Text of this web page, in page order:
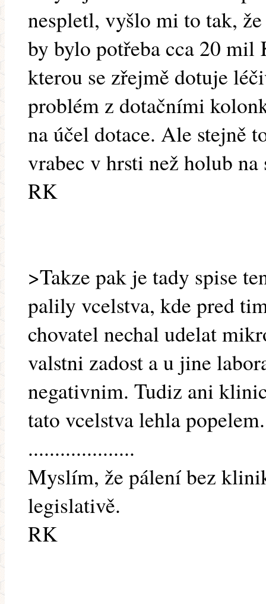
nespletl, vyšlo mi to tak,
by bylo potřeba cca 20 mil
kterou se zřejmě dotuje
problém z dotačními
na účel dotace. Ale stejně
vrabec v hrsti než holub na
RK
>Takze pak je tady spise
palily vcelstva, kde pred
chovatel nechal udelat
valstni zadost a u jine
negativnim. Tudiz ani
tato vcelstva lehla popelem.
....................
Myslím, že pálení bez
legislativě.
RK